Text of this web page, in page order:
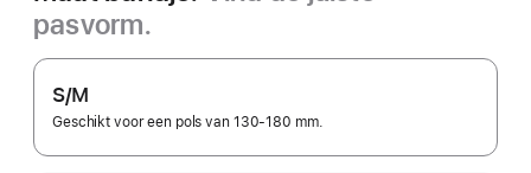
pasvorm.
S/M
Geschikt voor een pols van 130-180 mm.